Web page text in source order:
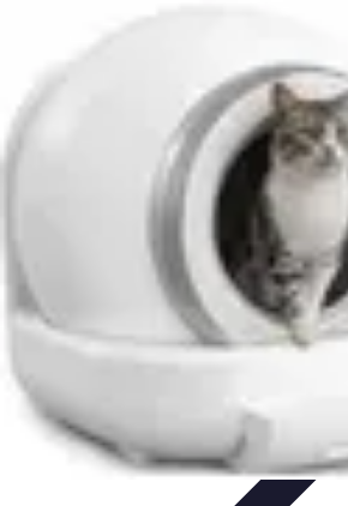
Connectivité Pro
Optimisation de la Connectivité
Connectivité Pro